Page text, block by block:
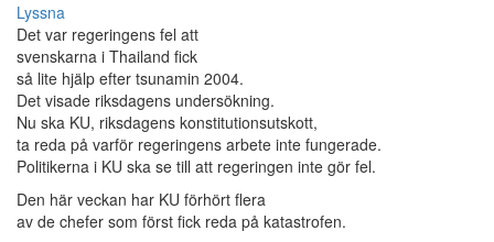
Lyssna
Det var regeringens fel att
svenskarna i Thailand fick
så lite hjälp efter tsunamin 2004.
Det visade riksdagens undersökning.
Nu ska KU, riksdagens konstitutionsutskott,
ta reda på varför regeringens arbete inte fungerade.
Politikerna i KU ska se till att regeringen inte gör fel.
Den här veckan har KU förhört flera
av de chefer som först fick reda på katastrofen.